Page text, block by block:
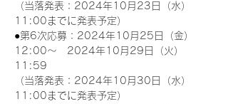
（当落発表：2024年10月23日（水）
11:00までに発表予定）
●第6次応募：2024年10月25日（金）
12:00～　2024年10月29日（火）
11:59
（当落発表：2024年10月30日（水）
11:00までに発表予定）